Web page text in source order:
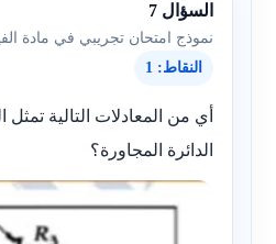
السؤال 7
نموذج امتحان تجريبي في مادة
النقاط: 1
أي من المعادلات التالية تمثل
الدائرة المجاورة؟